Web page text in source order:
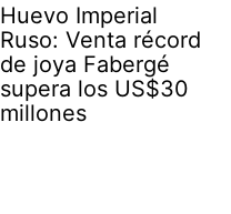
Huevo Imperial
Ruso: Venta récord
de joya Fabergé
supera los US$30
millones